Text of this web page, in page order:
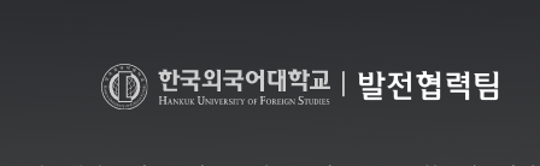
발전협력팀